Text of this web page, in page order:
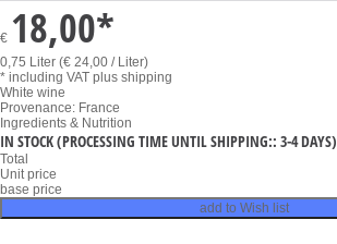
€ 18,00*
0,75 Liter (€ 24,00 / Liter)
* including VAT plus shipping
White wine
Provenance: France
Ingredients & Nutrition
IN STOCK(PROCESSING TIME UNTIL SHIPPING:: 3-4 DAYS)
Total
Unit price
base price
add to Wish list